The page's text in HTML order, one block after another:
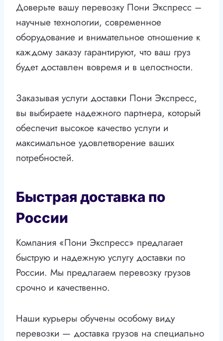
Доверьте вашу перевозку Пони Экспресс –
научные технологии, современное
оборудование и внимательное отношение к
каждому заказу гарантируют, что ваш груз
будет доставлен вовремя и в целостности.
Заказывая услуги доставки Пони Экспресс,
вы выбираете надежного партнера, который
обеспечит высокое качество услуги и
максимальное удовлетворение ваших
потребностей.
Быстрая доставка по
России
Компания «Пони Экспресс» предлагает
быструю и надежную услугу доставки по
России. Мы предлагаем перевозку грузов
срочно и качественно.
Наши курьеры обучены особому виду
перевозки — доставка грузов на специально